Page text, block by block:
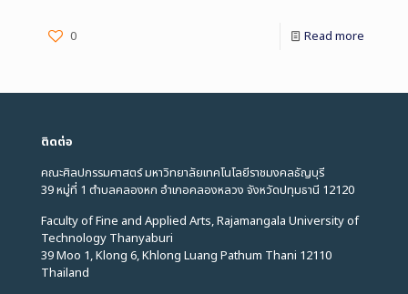
0 Read more
ติดต่อ
คณะศิลปกรรมศาสตร์ มหาวิทยาลัยเทคโนโลยีราชมงคลธัญบุรี
39 หมู่ที่ 1 ตำบลคลองหก อำเภอคลองหลวง จังหวัดปทุมธานี 12120
Faculty of Fine and Applied Arts, Rajamangala University of
Technology Thanyaburi
39 Moo 1, Klong 6, Khlong Luang Pathum Thani 12110
Thailand